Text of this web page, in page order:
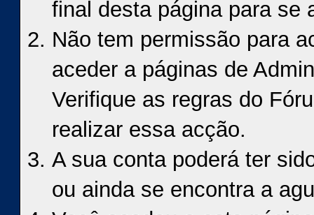
final desta página para se
Não tem permissão para
aceder a páginas de
Verifique as regras do
realizar essa acção.
A sua conta poderá ter
ou ainda se encontra a